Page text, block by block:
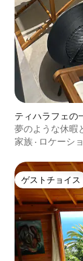
ティハラフェの
夢のような休暇
家族 · ロケーシ
ゲストチョイス
ゲストチョイス